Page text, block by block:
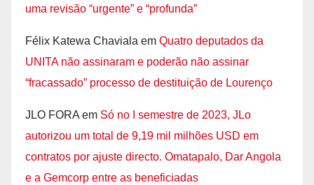
uma revisão “urgente” e “profunda”
Félix Katewa Chaviala em Quatro deputados da
UNITA não assinaram e poderão não assinar
“fracassado” processo de destituição de Lourenço
JLO FORA em Só no I semestre de 2023, JLo
autorizou um total de 9,19 mil milhões USD em
contratos por ajuste directo. Omatapalo, Dar Angola
e a Gemcorp entre as beneficiadas